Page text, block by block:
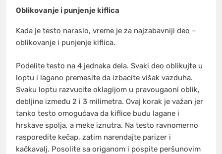
Oblikovanje i punjenje kiflica
Kada je testo naraslo, vreme je za najzabavniji deo –
oblikovanje i punjenje kiflica.
Podelite testo na 4 jednaka dela. Svaki deo oblikujte u
loptu i lagano premesite da izbacite višak vazduha.
Svaku loptu razvucite oklagijom u pravougaoni oblik,
debljine između 2 i 3 milimetra. Ovaj korak je važan jer
tanko testo omogućava da kiflice budu lagane i
hrskave spolja, a meke iznutra. Na testo ravnomerno
rasporedite kečap, zatim narendajte parizer i
kačkavalj. Posolite sa origanom i pospite peršunovim